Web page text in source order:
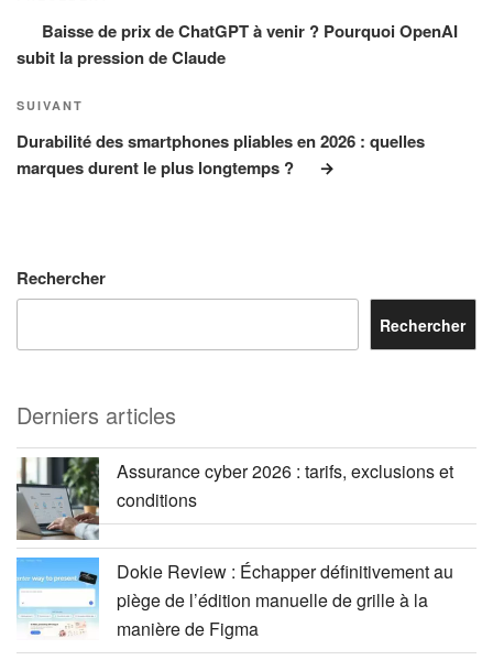
l’article
Baisse de prix de ChatGPT à venir ? Pourquoi OpenAI
subit la pression de Claude
Article
suivant
SUIVANT
Durabilité des smartphones pliables en 2026 : quelles
marques durent le plus longtemps ?
Rechercher
Rechercher
Derniers articles
Assurance cyber 2026 : tarifs, exclusions et
conditions
Dokie Review : Échapper définitivement au
piège de l’édition manuelle de grille à la
manière de Figma